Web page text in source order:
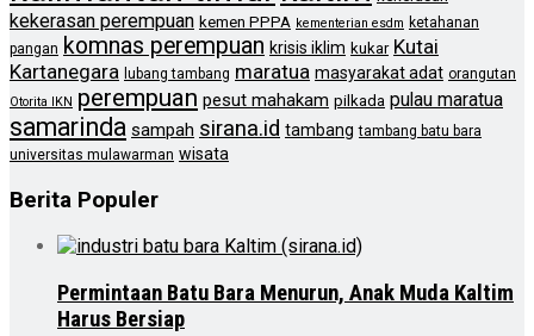
kekerasan perempuan kemen PPPA kementerian esdm ketahanan
pangan komnas perempuan krisis iklim kukar Kutai
Kartanegara lubang tambang maratua masyarakat adat orangutan
Otorita IKN perempuan pesut mahakam pilkada pulau maratua
samarinda sampah sirana.id tambang tambang batu bara
universitas mulawarman wisata
Berita Populer
Permintaan Batu Bara Menurun, Anak Muda Kaltim
Harus Bersiap